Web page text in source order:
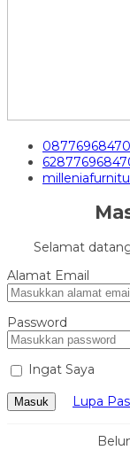
Selamat
Alamat Email
Password
Ingat Saya
Masuk Lupa